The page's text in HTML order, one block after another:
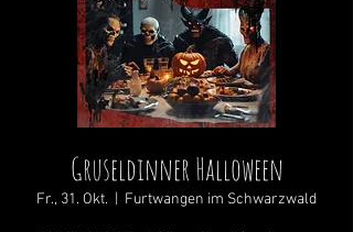
Gruseldinner Halloween
Fr., 31. Okt. Furtwangen im Schwarzwald